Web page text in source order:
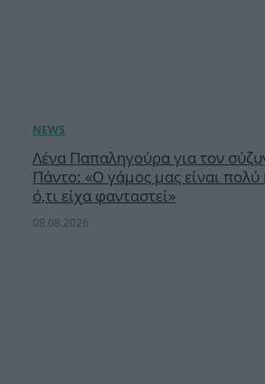
Λένα Παπαληγούρα για τον
Πάντο: «Ο γάμος μας είναι πολύ
ό,τι είχα φανταστεί»
08.08.2026